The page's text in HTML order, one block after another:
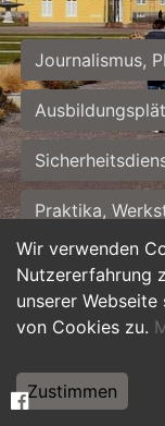
Wir verwenden
Nutzererfahrung
unserer
von Cookies zu.
Zustimmen
Journalismus,
Praktika,
Personalwesen
Hilfskräfte,
Weiterbildung,